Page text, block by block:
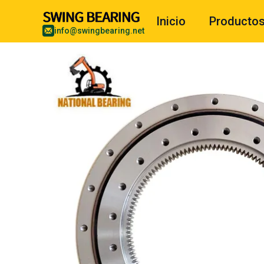
info@swingbearing.net
Inicio